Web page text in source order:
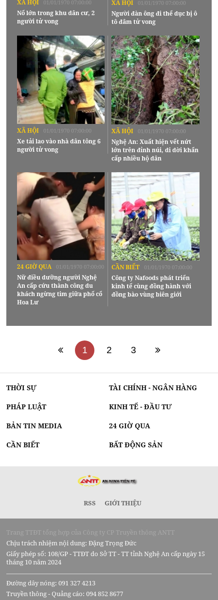
XÃ HỘI 01/01/1970 07:00:00
Nổ lớn trong khu dân cư, 2
người tử vong
XÃ HỘI 01/01/1970 07:00:00
Người đàn ông đi thể dục bị ô
tô đâm tử vong
XÃ HỘI 01/01/1970 07:00:00
Xe tải lao vào nhà dân tông 6
người tử vong
XÃ HỘI 01/01/1970 07:00:00
Nghệ An: Xuất hiện vết nứt
lớn trên đỉnh núi, di dời khẩn
cấp nhiều hộ dân
24 GIỜ QUA 01/01/1970 07:00:00
Nữ điều dưỡng người Nghệ
An cấp cứu thành công du
khách ngừng tim giữa phố cổ
Hoa Lư
CẦN BIẾT 01/01/1970 07:00:00
Công ty Nafoods phát triển
kinh tế cùng đồng hành với
đồng bào vùng biên giới
1 2 3
THỜI SỰ TÀI CHÍNH - NGÂN HÀNG
PHÁP LUẬT KINH TẾ - ĐẦU TƯ
BẢN TIN MEDIA 24 GIỜ QUA
CẦN BIẾT BẤT ĐỘNG SẢN
RSS GIỚI THIỆU
Trang TTĐT tổng hợp của Công ty CP Truyền thông ANTT
Chịu trách nhiệm nội dung: Đặng Trọng Đức
Giấy phép số: 108/GP - TTĐT do Sở TT - TT tỉnh Nghệ An cấp ngày 15
tháng 10 năm 2024
Đường dây nóng: 091 327 4213
Truyền thông - Quảng cáo: 094 852 8677